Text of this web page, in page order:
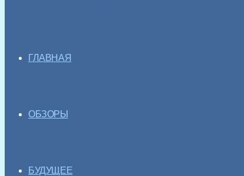
ГЛАВНАЯ
ОБЗОРЫ
БУДУЩЕЕ